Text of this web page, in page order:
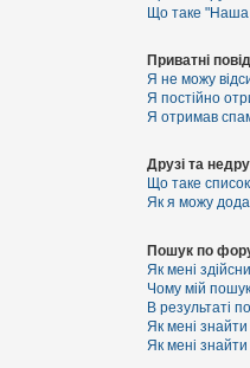
Що таке
Приватні
Я не можу
Я постійно
Я отримав
Друзі та
Що таке список
Як я можу
Пошук по
Як мені
Чому мій
В результаті
Як мені
Як мені